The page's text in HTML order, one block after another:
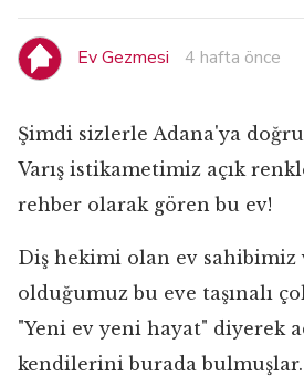
Ev Gezmesi 4 hafta önce
Şimdi sizlerle Adana'ya
Varış istikametimiz açık
rehber olarak gören bu ev!
Diş hekimi olan ev sahibimiz
olduğumuz bu eve taşınalı
"Yeni ev yeni hayat" diyerek
kendilerini burada bulmuşlar.